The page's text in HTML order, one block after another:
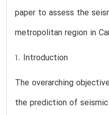
paper to assess the
metropolitan region in
1. Introduction
The overarching
the prediction of